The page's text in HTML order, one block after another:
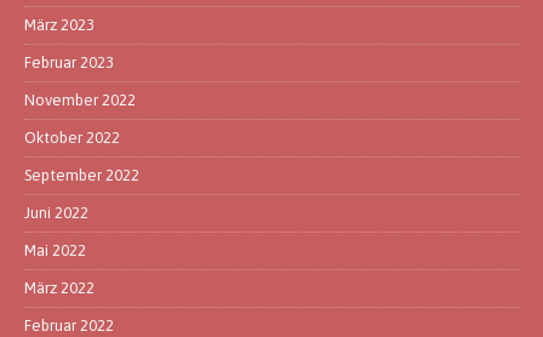
März 2023
Februar 2023
November 2022
Oktober 2022
September 2022
Juni 2022
Mai 2022
März 2022
Februar 2022